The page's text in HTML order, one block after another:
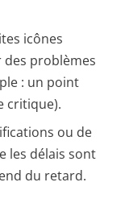
icônes
des problèmes
: un point
critique).
ou de
les délais sont
du retard.